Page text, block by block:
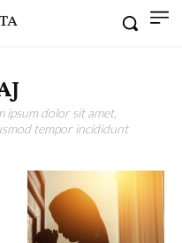
ipsum dolor sit amet,
tempor incididunt